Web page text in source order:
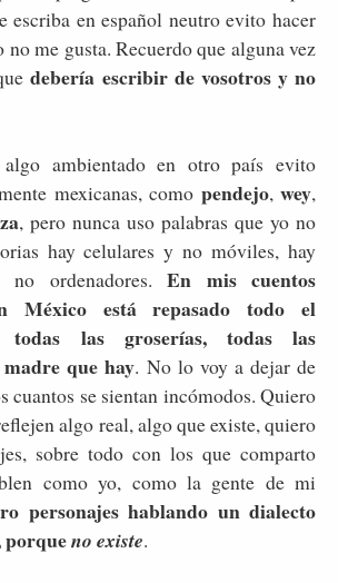
escriba en español neutro evito hacer
no me gusta. Recuerdo que alguna vez
debería escribir de vosotros y no
algo ambientado en otro país evito
mexicanas, como pendejo,wey,
, pero nunca uso palabras que yo no
hay celulares y no móviles, hay
no ordenadores. En mis cuentos
México está repasado todo el
todas las groserías, todas las
que hay. No lo voy a dejar de
cuantos se sientan incómodos. Quiero
algo real, algo que existe, quiero
sobre todo con los que comparto
como yo, como la gente de mi
personajes hablando un dialecto
porqueno existe.